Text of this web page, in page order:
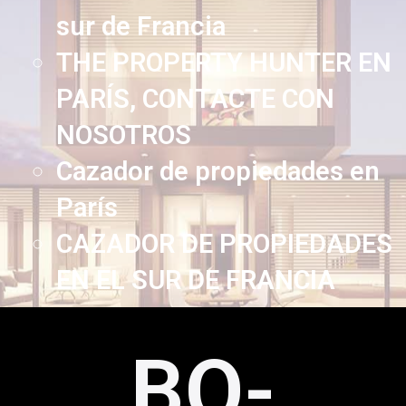
sur de Francia
THE PROPERTY HUNTER EN
PARÍS, CONTACTE CON
NOSOTROS
Cazador de propiedades en
París
CAZADOR DE PROPIEDADES
EN EL SUR DE FRANCIA